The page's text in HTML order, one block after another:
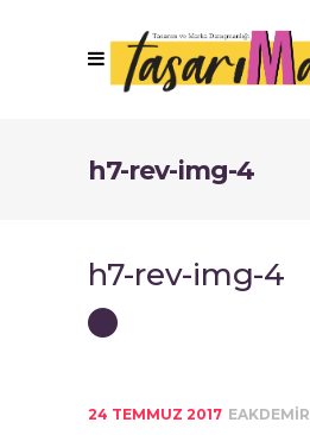
h7-rev-img-4
h7-rev-img-4
24 TEMMUZ 2017 EAKDEMIR